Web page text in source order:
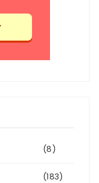
(8)
(183)